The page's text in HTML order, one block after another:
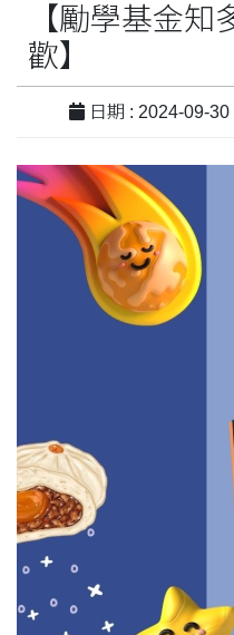
【勵學基金
歡】
日期 : 2024-09-30